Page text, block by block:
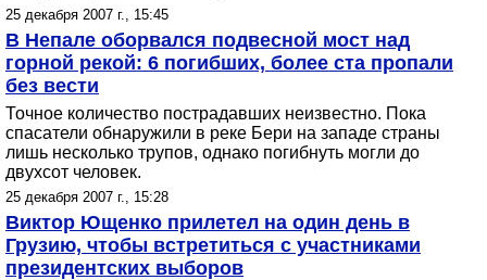
25 декабря 2007 г., 15:45
В Непале оборвался подвесной мост над
горной рекой: 6 погибших, более ста пропали
без вести
Точное количество пострадавших неизвестно. Пока
спасатели обнаружили в реке Бери на западе страны
лишь несколько трупов, однако погибнуть могли до
двухсот человек.
25 декабря 2007 г., 15:28
Виктор Ющенко прилетел на один день в
Грузию, чтобы встретиться с участниками
президентских выборов